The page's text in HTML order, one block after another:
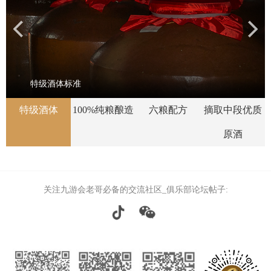
特级酒体标准
特级酒体 100%纯粮酿造 六粮配方 摘取中段优质
原酒
关注九游会老哥必备的交流社区_俱乐部论坛帖子: